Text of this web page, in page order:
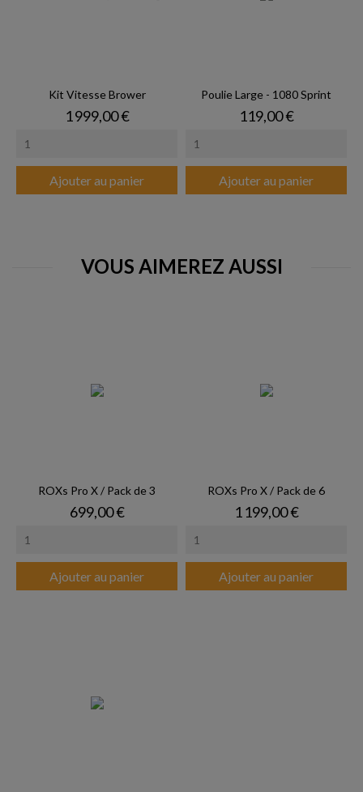
Kit Vitesse Brower
Prix
1 999,00 €
Ajouter au panier
Poulie Large - 1080 Sprint
Prix
119,00 €
Ajouter au panier
VOUS AIMEREZ AUSSI
ROXs Pro X / Pack de 3
Prix
699,00 €
Ajouter au panier
ROXs Pro X / Pack de 6
Prix
1 199,00 €
Ajouter au panier